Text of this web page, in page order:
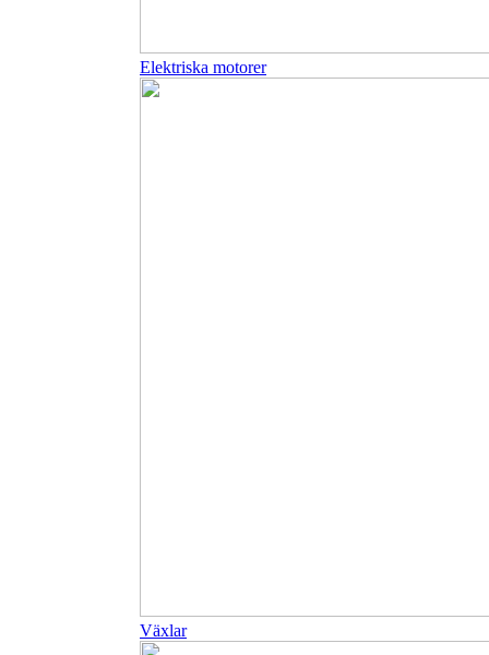
Elektriska motorer
Växlar